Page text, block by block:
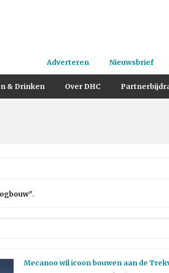
Adverteren Nieuwsbrief
& Drinken Over DHC
.
Mecanoo wil icoon bouwen aan de